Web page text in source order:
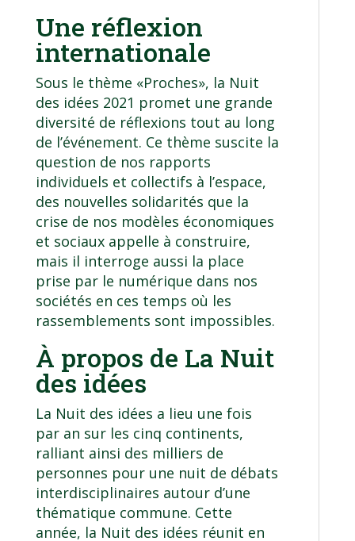
Une réflexion
internationale
Sous le thème «Proches», la Nuit
des idées 2021 promet une grande
diversité de réflexions tout au long
de l’événement. Ce thème suscite la
question de nos rapports
individuels et collectifs à l’espace,
des nouvelles solidarités que la
crise de nos modèles économiques
et sociaux appelle à construire,
mais il interroge aussi la place
prise par le numérique dans nos
sociétés en ces temps où les
rassemblements sont impossibles.
À propos de La Nuit
des idées
La Nuit des idées a lieu une fois
par an sur les cinq continents,
ralliant ainsi des milliers de
personnes pour une nuit de débats
interdisciplinaires autour d’une
thématique commune. Cette
année, la Nuit des idées réunit en